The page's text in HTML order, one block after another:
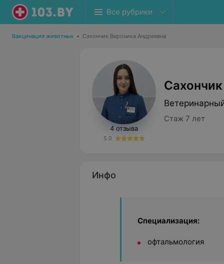
Все рубрики
Вакцинация животных • Сахончик Вероника Андреевна
4 отзыва
5.0
Стаж 7 лет
Инфо
Специализация:
офтальмология